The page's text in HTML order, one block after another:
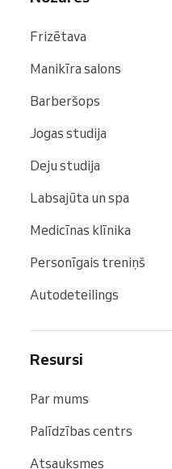
Frizētava
Manikīra salons
Barberšops
Jogas studija
Deju studija
Labsajūta un spa
Medicīnas klīnika
Personīgais treniņš
Autodeteilings
Resursi
Par mums
Palīdzības centrs
Atsauksmes